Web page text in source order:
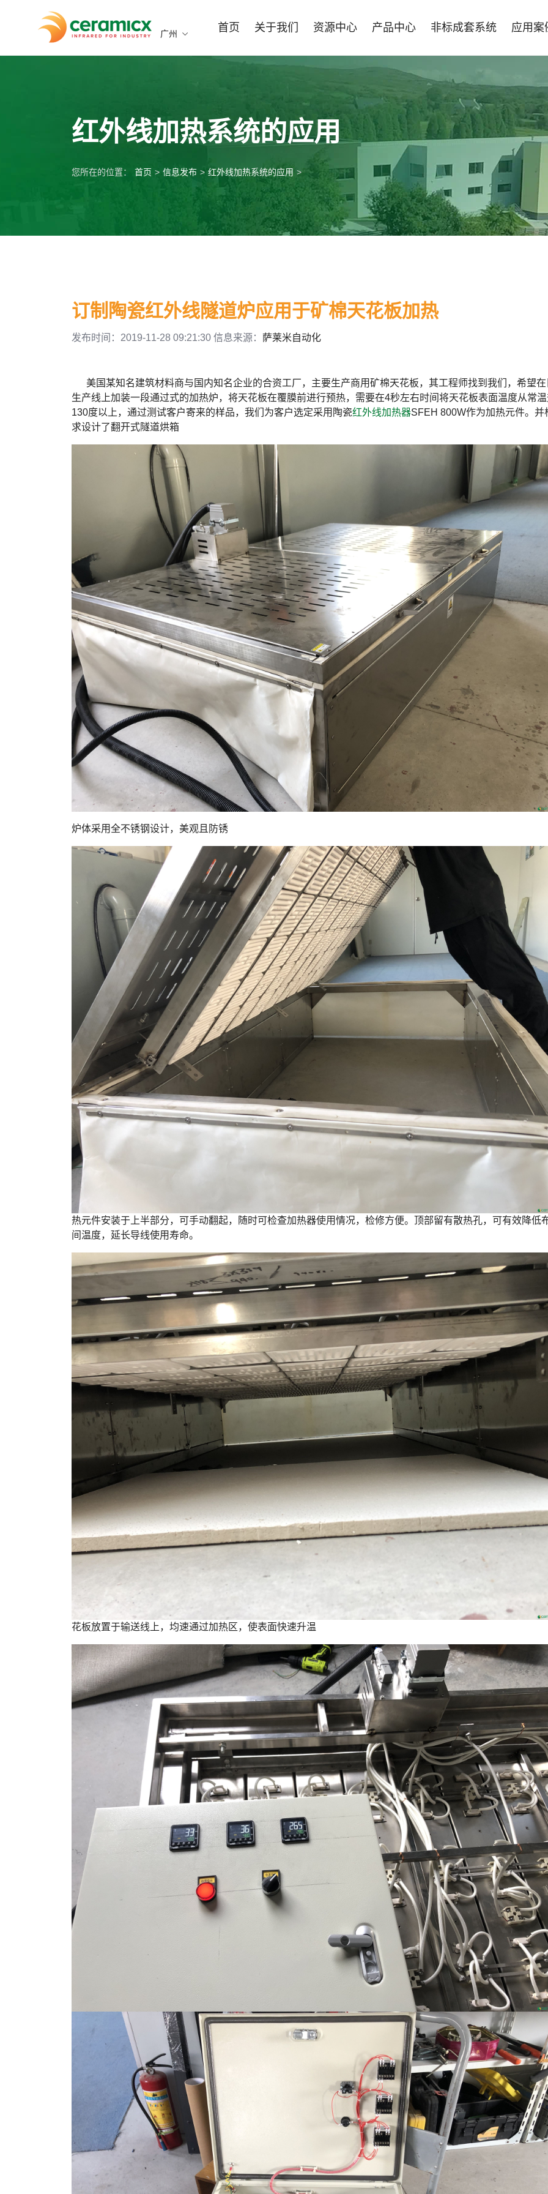
广州 首页 关于我们 资源中心 产品中心 非标成套系统 应用案
红外线加热系统的应用
您所在的位置： 首页 > 信息发布 > 红外线加热系统的应用 >
订制陶瓷红外线隧道炉应用于矿棉天花板加热
发布时间：2019-11-28 09:21:30 信息来源： 萨莱米自动化
美国某知名建筑材料商与国内知名企业的合资工厂，主要生产商用矿棉天花板，其工程师找到我们，希望在
生产线上加装一段通过式的加热炉，将天花板在覆膜前进行预热，需要在4秒左右时间将天花板表面温度从常
130度以上，通过测试客户寄来的样品，我们为客户选定采用陶瓷红外线加热器SFEH 800W作为加热元件。并
求设计了翻开式隧道烘箱
炉体采用全不锈钢设计，美观且防锈
热元件安装于上半部分，可手动翻起，随时可检查加热器使用情况，检修方便。顶部留有散热孔，可有效降低
间温度，延长导线使用寿命。
花板放置于输送线上，均速通过加热区，使表面快速升温